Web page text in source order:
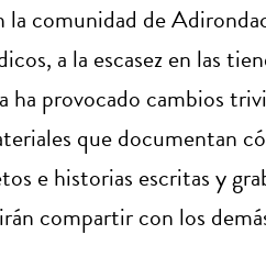
comunidad de
a la escasez en las
ha provocado cambios
que documentan
e historias escritas y
compartir con los